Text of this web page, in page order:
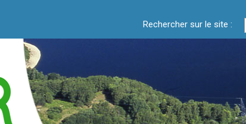
Rechercher sur le site :